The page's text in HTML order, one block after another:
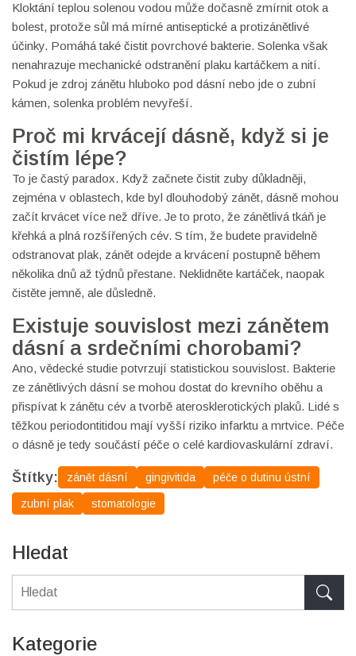
Kloktání teplou solenou vodou může dočasně zmírnit otok a
bolest, protože sůl má mírné antiseptické a protizánětlivé
účinky. Pomáhá také čistit povrchové bakterie. Solenka však
nenahrazuje mechanické odstranění plaku kartáčkem a nití.
Pokud je zdroj zánětu hluboko pod dásní nebo jde o zubní
kámen, solenka problém nevyřeší.
Proč mi krvácejí dásně, když si je
čistím lépe?
To je častý paradox. Když začnete čistit zuby důkladněji,
zejména v oblastech, kde byl dlouhodobý zánět, dásně mohou
začít krvácet více než dříve. Je to proto, že zánětlivá tkáň je
křehká a plná rozšířených cév. S tím, že budete pravidelně
odstranovat plak, zánět odejde a krvácení postupně během
několika dnů až týdnů přestane. Neklidněte kartáček, naopak
čistěte jemně, ale důsledně.
Existuje souvislost mezi zánětem
dásní a srdečními chorobami?
Ano, vědecké studie potvrzují statistickou souvislost. Bakterie
ze zánětlivých dásní se mohou dostat do krevního oběhu a
přispívat k zánětu cév a tvorbě aterosklerotických plaků. Lidé s
těžkou periodontitidou mají vyšší riziko infarktu a mrtvice. Péče
o dásně je tedy součástí péče o celé kardiovaskulární zdraví.
Štítky: zánět dásní gingivitida péče o dutinu ústní
zubní plak stomatologie
Hledat
Kategorie